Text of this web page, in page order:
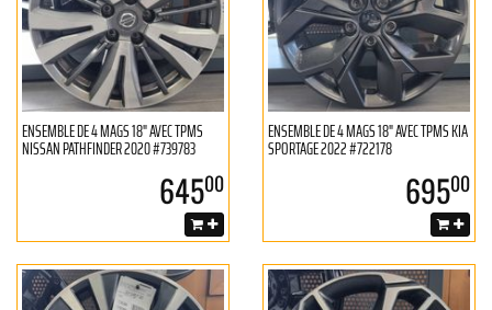
ENSEMBLE DE 4 MAGS 18" AVEC TPMS
NISSAN PATHFINDER 2020 #739783
64500
ENSEMBLE DE 4 MAGS 18" AVEC TPMS KIA
SPORTAGE 2022 #722178
69500